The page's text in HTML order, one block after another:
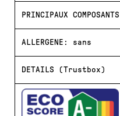
PRINCIPAUX
ALLERGENE: sans
DETAILS (Trustbox)